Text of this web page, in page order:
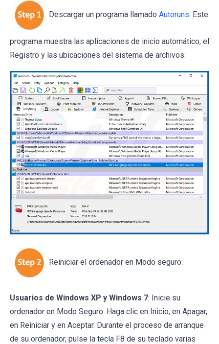
Descargar un programa llamado Autoruns. Este
programa muestra las aplicaciones de inicio automático, el
Registro y las ubicaciones del sistema de archivos:
Reiniciar el ordenador en Modo seguro:
Usuarios de Windows XP y Windows 7: Inicie su
ordenador en Modo Seguro. Haga clic en Inicio, en Apagar,
en Reiniciar y en Aceptar. Durante el proceso de arranque
de su ordenador, pulse la tecla F8 de su teclado varias